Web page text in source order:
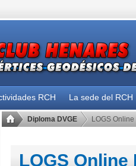
RCH La sede del RCH
Diploma DVGE LOGS Online
LOGS Online